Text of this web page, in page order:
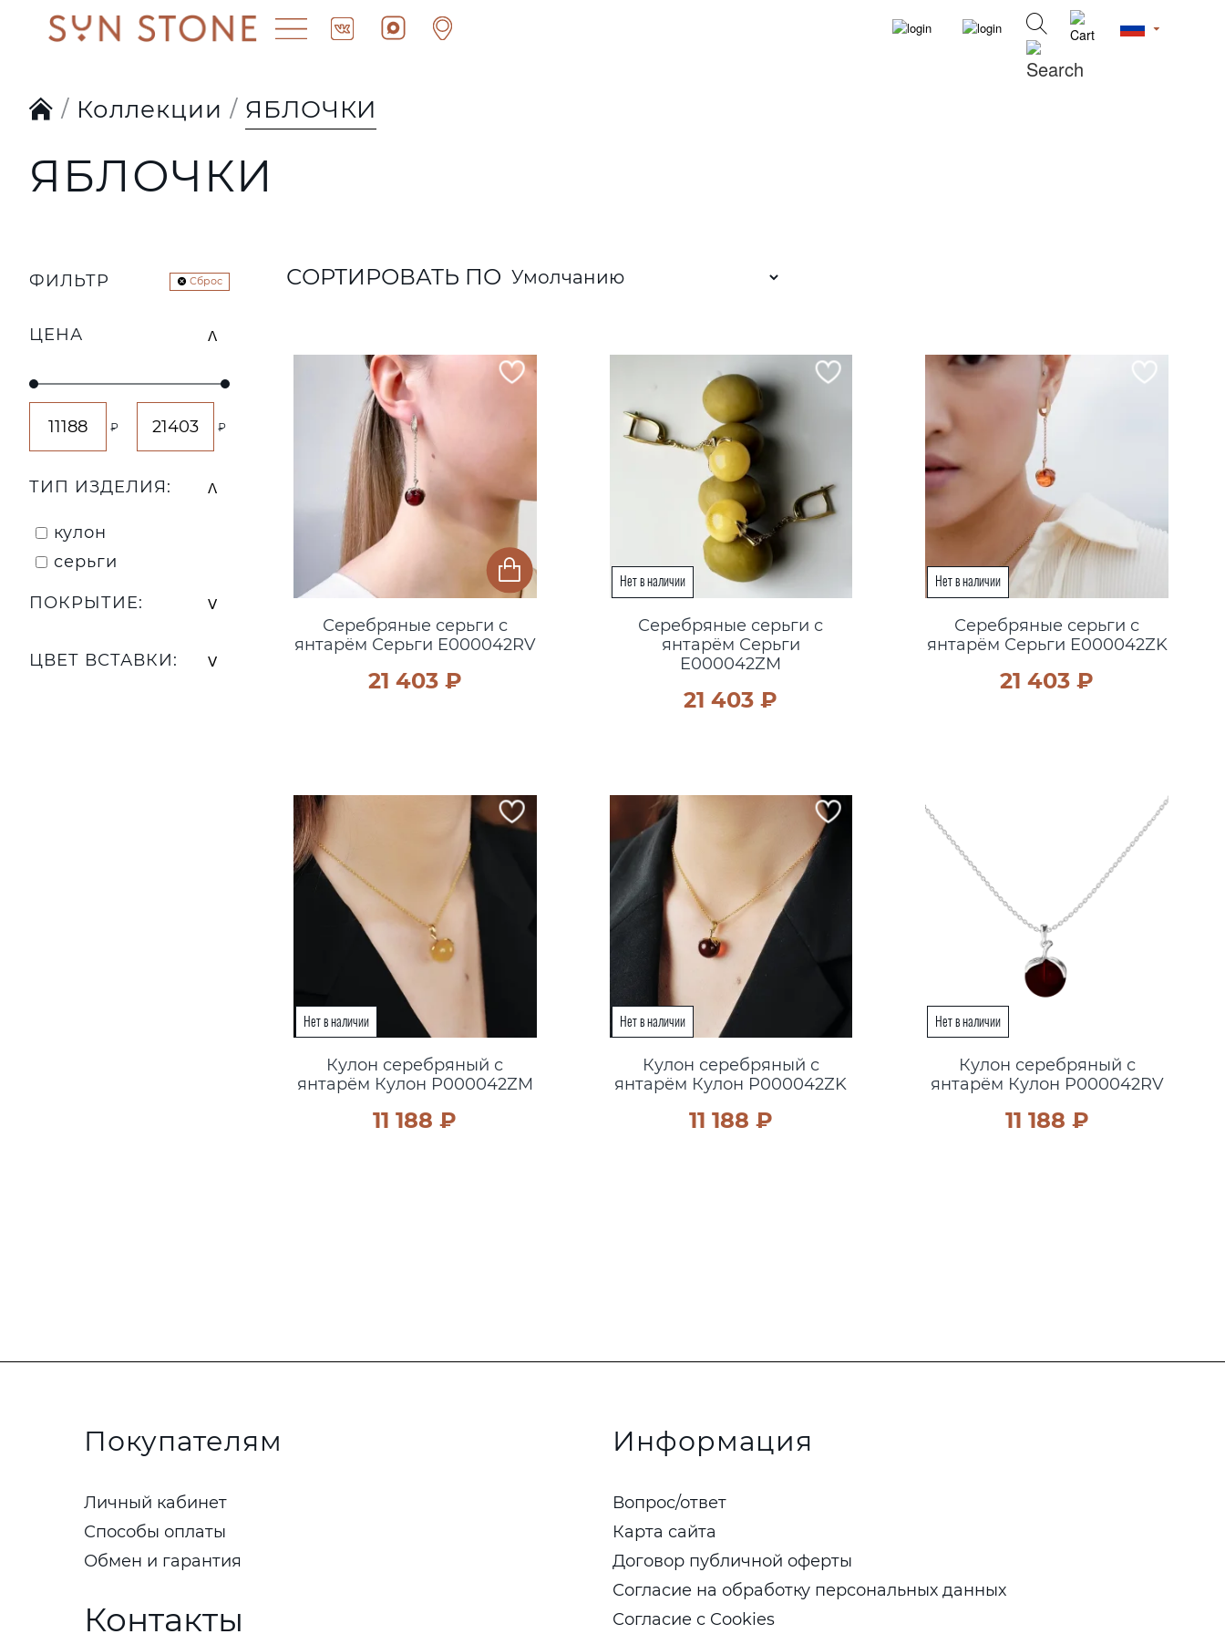
Коллекции ЯБЛОЧКИ
ЯБЛОЧКИ
ФИЛЬТР Сброс
ЦЕНА
₽ ₽
ПОКРЫТИЕ:
ЦВЕТ ВСТАВКИ:
ТИП ИЗДЕЛИЯ:
кулон
серьги
СОРТИРОВАТЬ ПО
Серебряные серьги с
янтарём Серьги E000042RV
21 403 ₽
Серебряные серьги с
янтарём Серьги
E000042ZM
21 403 ₽
Серебряные серьги с
янтарём Серьги E000042ZK
21 403 ₽
Кулон серебряный с
янтарём Кулон P000042ZM
11 188 ₽
Кулон серебряный с
янтарём Кулон P000042ZK
11 188 ₽
Кулон серебряный с
янтарём Кулон P000042RV
11 188 ₽
Покупателям
Личный кабинет
Способы оплаты
Обмен и гарантия
Контакты
Информация
Вопрос/ответ
Карта сайта
Договор публичной оферты
Согласие на обработку персональных данных
Согласие с Cookies